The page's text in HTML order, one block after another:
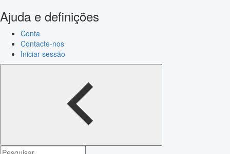
Ajuda e definições
Conta
Contacte-nos
Iniciar sessão